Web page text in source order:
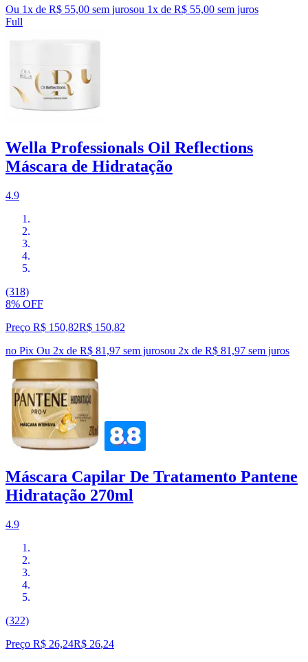
Ou 1x de R$ 55,00 sem jurosou 1x de R$ 55,00 sem juros
Full
Wella Professionals Oil Reflections
Máscara de Hidratação
4.9
(318)
8% OFF
Preço R$ 150,82R$ 150,82
no Pix Ou 2x de R$ 81,97 sem jurosou 2x de R$ 81,97 sem juros
Máscara Capilar De Tratamento Pantene
Hidratação 270ml
4.9
(322)
Preço R$ 26,24R$ 26,24